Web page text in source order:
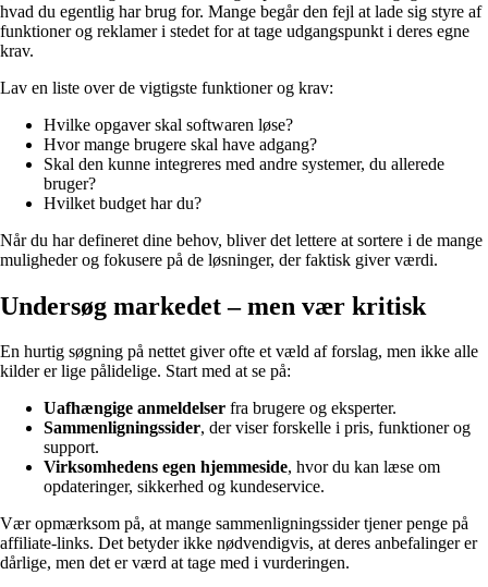
hvad du egentlig har brug for. Mange begår den fejl at lade sig styre af
funktioner og reklamer i stedet for at tage udgangspunkt i deres egne
krav.
Lav en liste over de vigtigste funktioner og krav:
Hvilke opgaver skal softwaren løse?
Hvor mange brugere skal have adgang?
Skal den kunne integreres med andre systemer, du allerede
bruger?
Hvilket budget har du?
Når du har defineret dine behov, bliver det lettere at sortere i de mange
muligheder og fokusere på de løsninger, der faktisk giver værdi.
Undersøg markedet – men vær kritisk
En hurtig søgning på nettet giver ofte et væld af forslag, men ikke alle
kilder er lige pålidelige. Start med at se på:
Uafhængige anmeldelser fra brugere og eksperter.
Sammenligningssider, der viser forskelle i pris, funktioner og
support.
Virksomhedens egen hjemmeside, hvor du kan læse om
opdateringer, sikkerhed og kundeservice.
Vær opmærksom på, at mange sammenligningssider tjener penge på
affiliate-links. Det betyder ikke nødvendigvis, at deres anbefalinger er
dårlige, men det er værd at tage med i vurderingen.